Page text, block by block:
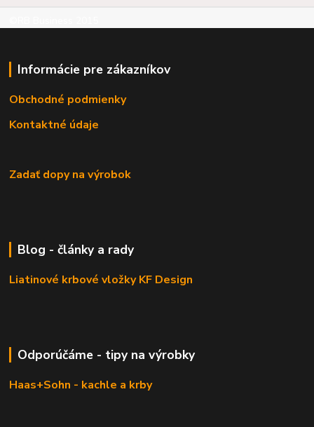
Informácie pre zákazníkov
Obchodné podmienky
Kontaktné údaje
Zadať dopy na výrobok
Blog - články a rady
Liatinové krbové vložky KF Design
Odporúčáme - tipy na výrobky
Haas+Sohn - kachle a krby